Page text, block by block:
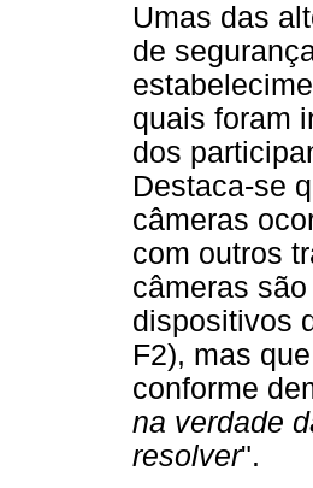
Umas das
de
quais foram
dos
Destaca-se
câmeras
com outros
câmeras
dispositivos
F2), mas
conforme
na verdade
resolver".